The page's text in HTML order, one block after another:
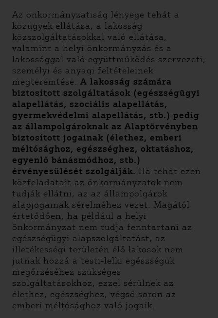
Az önkormányzatiság lényege tehát a
közügyek ellátása, a lakosság
közszolgáltatásokkal való ellátása,
valamint a helyi önkormányzás és a
lakossággal való együttműködés szervezeti,
személyi és anyagi feltételeinek
megteremtése. A lakosság számára
biztosított szolgáltatások (egészségügyi
alapellátás, szociális alapellátás,
gyermekvédelmi alapellátás, stb.) pedig
az állampolgároknak az Alaptörvényben
biztosított jogainak (élethez, emberi
méltósághoz, egészséghez, oktatáshoz,
egyenlő bánásmódhoz, stb.)
érvényesülését szolgálják. Ha tehát ezen
közfeladatait az önkormányzatok nem
tudják ellátni, az az állampolgárok
alapjogainak sérelméhez vezet. Magától
értetődően, ha például a helyi
önkormányzat nem tudja fenntartani az
egészségügyi alapszolgáltatást, az
illetékességi területén élő lakosok nem
jutnak hozzá a testi-lelki egészségük
megőrzéséhez szükséges
szolgáltatásokhoz, ezzel sérülnek az
élethez, egészséghez, végső soron az
emberi méltósághoz való jogaik.